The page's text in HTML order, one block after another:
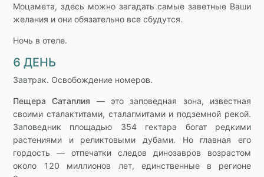
Моцамета, здесь можно загадать самые заветные Ваши
желания и они обязательно все сбудутся.
Ночь в отеле.
6 ДЕНЬ
Завтрак. Освобождение номеров.
Пещера Сатаплия — это заповедная зона, известная
своими сталактитами, сталагмитами и подземной рекой.
Заповедник площадью 354 гектара богат редкими
растениями и реликтовыми дубами. Но главная его
гордость — отпечатки следов динозавров возрастом
около 120 миллионов лет, единственные в регионе